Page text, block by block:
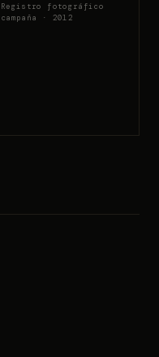
Registro fotográfico
campaña · 2012